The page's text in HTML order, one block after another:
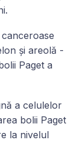
și areolă -
Paget a
a celulelor
bolii Paget
la nivelul